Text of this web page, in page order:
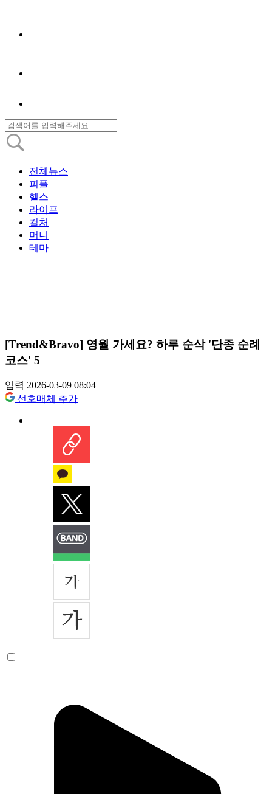
전체뉴스
피플
헬스
라이프
컬처
머니
테마
[Trend&Bravo] 영월 가세요? 하루 순삭 '단종 순례
코스' 5
입력 2026-03-09 08:04
선호매체 추가